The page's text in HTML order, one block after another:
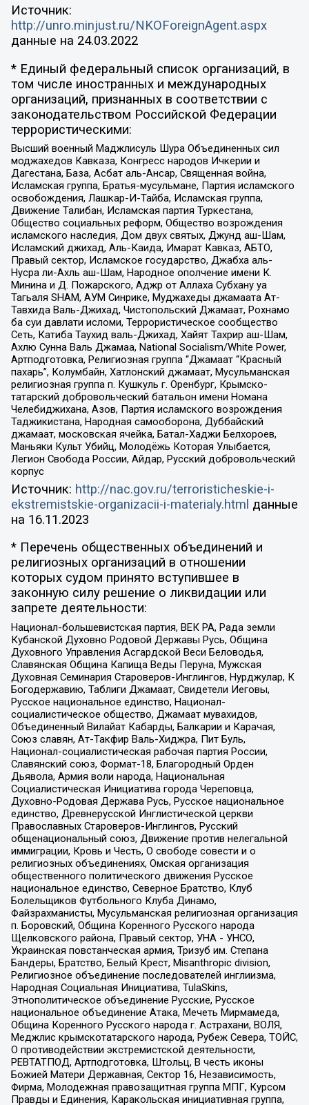
Источник:
http://unro.minjust.ru/NKOForeignAgent.aspx
данные на 24.03.2022
* Единый федеральный список организаций, в
том числе иностранных и международных
организаций, признанных в соответствии с
законодательством Российской Федерации
террористическими:
Высший военный Маджлисуль Шура Объединенных сил
моджахедов Кавказа, Конгресс народов Ичкерии и
Дагестана, База, Асбат аль-Ансар, Священная война,
Исламская группа, Братья-мусульмане, Партия исламского
освобождения, Лашкар-И-Тайба, Исламская группа,
Движение Талибан, Исламская партия Туркестана,
Общество социальных реформ, Общество возрождения
исламского наследия, Дом двух святых, Джунд аш-Шам,
Исламский джихад, Аль-Каида, Имарат Кавказ, АБТО,
Правый сектор, Исламское государство, Джабха аль-
Нусра ли-Ахль аш-Шам, Народное ополчение имени К.
Минина и Д. Пожарского, Аджр от Аллаха Субхану уа
Тагьаля SHAM, АУМ Синрике, Муджахеды джамаата Ат-
Тавхида Валь-Джихад, Чистопольский Джамаат, Рохнамо
ба суи давлати исломи, Террористическое сообщество
Сеть, Катиба Таухид валь-Джихад, Хайят Тахрир аш-Шам,
Ахлю Сунна Валь Джамаа, National Socialism/White Power,
Артподготовка, Религиозная группа “Джамаат “Красный
пахарь”, Колумбайн, Хатлонский джамаат, Мусульманская
религиозная группа п. Кушкуль г. Оренбург, Крымско-
татарский добровольческий батальон имени Номана
Челебиджихана, Азов, Партия исламского возрождения
Таджикистана, Народная самооборона, Дуббайский
джамаат, московская ячейка, Батал-Хаджи Белхороев,
Маньяки Культ Убийц, Молодёжь Которая Улыбается,
Легион Свобода России, Айдар, Русский добровольческий
корпус
Источник: http://nac.gov.ru/terroristicheskie-i-
ekstremistskie-organizacii-i-materialy.html данные
на 16.11.2023
* Перечень общественных объединений и
религиозных организаций в отношении
которых судом принято вступившее в
законную силу решение о ликвидации или
запрете деятельности:
Национал-большевистская партия, ВЕК РА, Рада земли
Кубанской Духовно Родовой Державы Русь, Община
Духовного Управления Асгардской Веси Беловодья,
Славянская Община Капища Веды Перуна, Мужская
Духовная Семинария Староверов-Инглингов, Нурджулар, К
Богодержавию, Таблиги Джамаат, Свидетели Иеговы,
Русское национальное единство, Национал-
социалистическое общество, Джамаат мувахидов,
Объединенный Вилайат Кабарды, Балкарии и Карачая,
Союз славян, Ат-Такфир Валь-Хиджра, Пит Буль,
Национал-социалистическая рабочая партия России,
Славянский союз, Формат-18, Благородный Орден
Дьявола, Армия воли народа, Национальная
Социалистическая Инициатива города Череповца,
Духовно-Родовая Держава Русь, Русское национальное
единство, Древнерусской Инглистической церкви
Православных Староверов-Инглингов, Русский
общенациональный союз, Движение против нелегальной
иммиграции, Кровь и Честь, О свободе совести и о
религиозных объединениях, Омская организация
общественного политического движения Русское
национальное единство, Северное Братство, Клуб
Болельщиков Футбольного Клуба Динамо,
Файзрахманисты, Мусульманская религиозная организация
п. Боровский, Община Коренного Русского народа
Щелковского района, Правый сектор, УНА - УНСО,
Украинская повстанческая армия, Тризуб им. Степана
Бандеры, Братство, Белый Крест, Misanthropic division,
Религиозное объединение последователей инглиизма,
Народная Социальная Инициатива, TulaSkins,
Этнополитическое объединение Русские, Русское
национальное объединение Атака, Мечеть Мирмамеда,
Община Коренного Русского народа г. Астрахани, ВОЛЯ,
Меджлис крымскотатарского народа, Рубеж Севера, ТОЙС,
О противодействии экстремистской деятельности,
РЕВТАТПОД, Артподготовка, Штольц, В честь иконы
Божией Матери Державная, Сектор 16, Независимость,
Фирма, Молодежная правозащитная группа МПГ, Курсом
Правды и Единения, Каракольская инициативная группа,